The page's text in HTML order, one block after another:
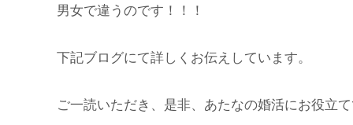
男女で違うのです！！！
下記ブログにて詳しくお伝えしています。
ご一読いただき、是非、あたなの婚活にお役立